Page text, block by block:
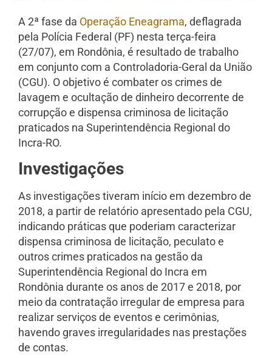
A 2ª fase da Operação Eneagrama, deflagrada
pela Polícia Federal (PF) nesta terça-feira
(27/07), em Rondônia, é resultado de trabalho
em conjunto com a Controladoria-Geral da União
(CGU). O objetivo é combater os crimes de
lavagem e ocultação de dinheiro decorrente de
corrupção e dispensa criminosa de licitação
praticados na Superintendência Regional do
Incra-RO.
Investigações
As investigações tiveram início em dezembro de
2018, a partir de relatório apresentado pela CGU,
indicando práticas que poderiam caracterizar
dispensa criminosa de licitação, peculato e
outros crimes praticados na gestão da
Superintendência Regional do Incra em
Rondônia durante os anos de 2017 e 2018, por
meio da contratação irregular de empresa para
realizar serviços de eventos e cerimônias,
havendo graves irregularidades nas prestações
de contas.